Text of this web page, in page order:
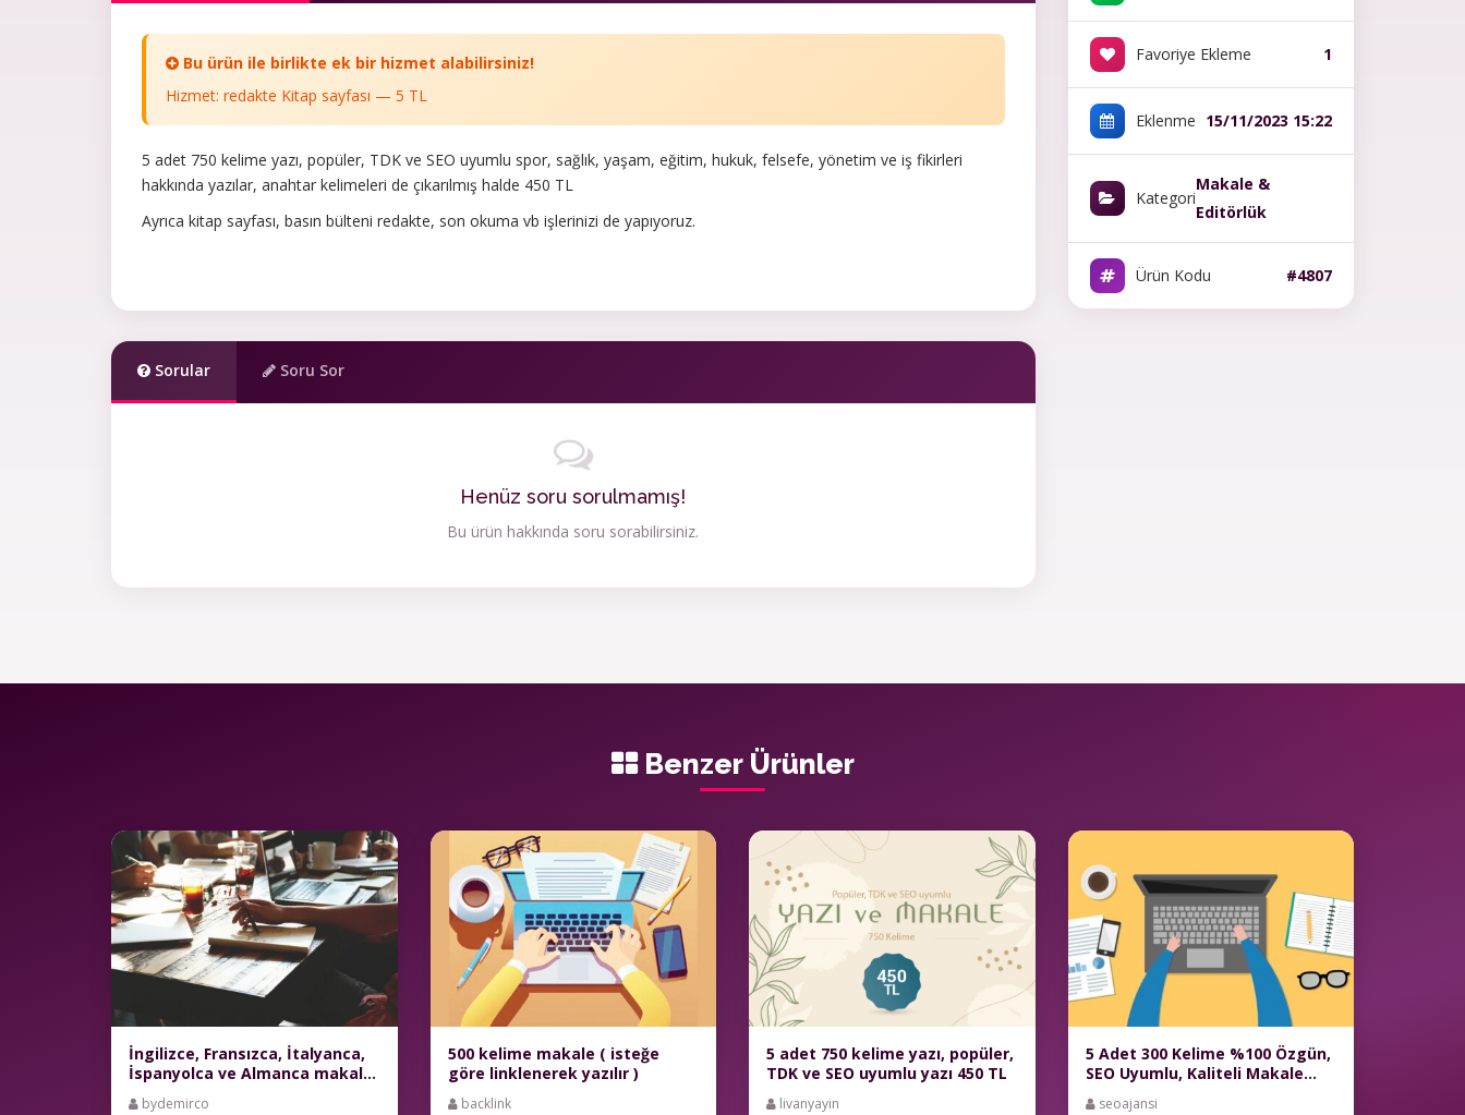
Bu ürün ile birlikte ek bir hizmet alabilirsiniz!
Hizmet: redakte Kitap sayfası — 5 TL
5 adet 750 kelime yazı, popüler, TDK ve SEO uyumlu spor, sağlık, yaşam, eğitim, hukuk, felsefe, yönetim ve iş fikirleri
hakkında yazılar, anahtar kelimeleri de çıkarılmış halde 450 TL
Ayrıca kitap sayfası, basın bülteni redakte, son okuma vb işlerinizi de yapıyoruz.
Sorular Soru Sor
Henüz soru sorulmamış!
Bu ürün hakkında soru sorabilirsiniz.
Favoriye Ekleme 1
Eklenme 15/11/2023 15:22
Kategori
Makale &
Editörlük
Ürün Kodu #4807
Benzer Ürünler
İngilizce, Fransızca, İtalyanca,
İspanyolca ve Almanca makale
hazırlarım
bydemirco
500 kelime makale ( isteğe
göre linklenerek yazılır )
backlink
5 adet 750 kelime yazı, popüler,
TDK ve SEO uyumlu yazı 450 TL
livanyayin
5 Adet 300 Kelime %100 Özgün,
SEO Uyumlu, Kaliteli Makale
Hizmeti
seoajansi